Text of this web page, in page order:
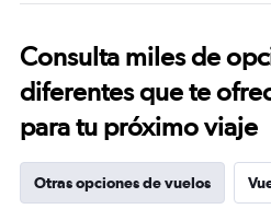
Consulta miles de
diferentes que te
para tu próximo viaje
Otras opciones de vuelos